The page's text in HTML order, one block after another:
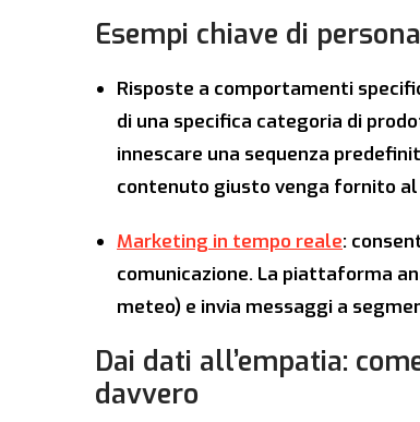
Esempi chiave di
Risposte a comportamenti
di una specifica categoria di
innescare una sequenza
contenuto giusto venga fornito
Marketing in tempo reale:
comunicazione. La piattaforma
meteo) e invia messaggi a
Dai dati all’empatia:
davvero